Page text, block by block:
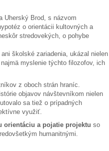
Uherský Brod, s názvom
o orientácii kultovných a
stredovekých, o pohybe
školské zariadenia, ukázal nielen
myslenie týchto filozofov, ich
z oboch strán hraníc.
objavov návštevníkom nielen
sa tiež o prípadných
využiť.
orientáciu a pojatie projektu so
humanitnými.